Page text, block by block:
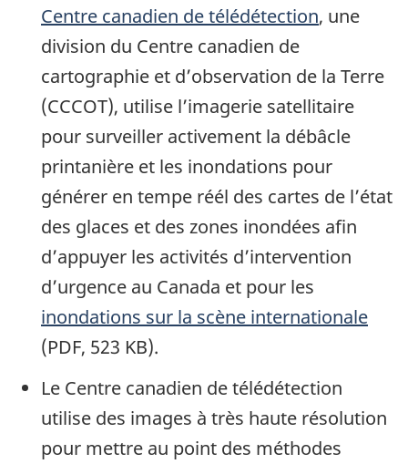
Centre canadien de télédétection, une
division du Centre canadien de
cartographie et d’observation de la Terre
(CCCOT), utilise l’imagerie satellitaire
pour surveiller activement la débâcle
printanière et les inondations pour
générer en tempe réél des cartes de l’état
des glaces et des zones inondées afin
d’appuyer les activités d’intervention
d’urgence au Canada et pour les
inondations sur la scène internationale
(PDF, 523 KB).
Le Centre canadien de télédétection
utilise des images à très haute résolution
pour mettre au point des méthodes